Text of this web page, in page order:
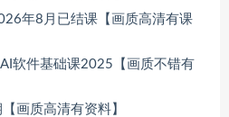
年8月已结课【画质高清有课
软件基础课2025【画质不错有
画质高清有资料】